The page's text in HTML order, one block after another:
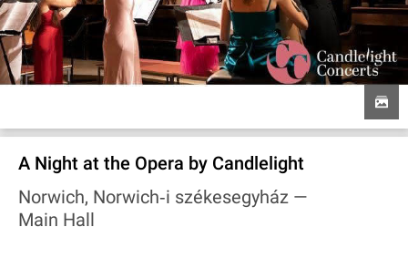
A Night at the Opera by Candlelight
Norwich, Norwich‐i székesegyház —
Main Hall